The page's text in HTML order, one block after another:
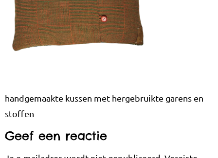
handgemaakte kussen met hergebruikte garens en
stoffen
Geef een reactie